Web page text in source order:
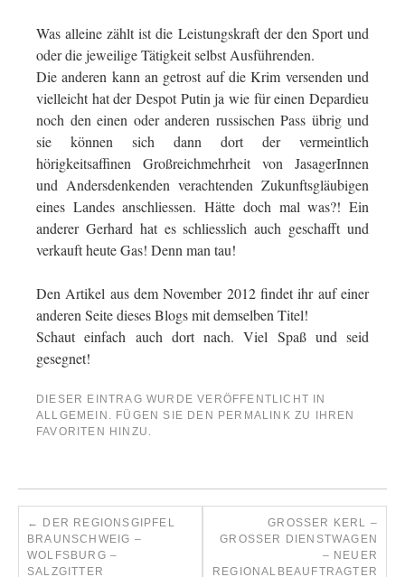
Was alleine zählt ist die Leistungskraft der den Sport und
oder die jeweilige Tätigkeit selbst Ausführenden.
Die anderen kann an getrost auf die Krim versenden und
vielleicht hat der Despot Putin ja wie für einen Depardieu
noch den einen oder anderen russischen Pass übrig und
sie können sich dann dort der vermeintlich
hörigkeitsaffinen Großreichmehrheit von JasagerInnen
und Andersdenkenden verachtenden Zukunftsgläubigen
eines Landes anschliessen. Hätte doch mal was?! Ein
anderer Gerhard hat es schliesslich auch geschafft und
verkauft heute Gas! Denn man tau!
Den Artikel aus dem November 2012 findet ihr auf einer
anderen Seite dieses Blogs mit demselben Titel!
Schaut einfach auch dort nach. Viel Spaß und seid
gesegnet!
DIESER EINTRAG WURDE VERÖFFENTLICHT IN
ALLGEMEIN . FÜGEN SIE DEN PERMALINK ZU IHREN
FAVORITEN HINZU.
←
DER REGIONSGIPFEL
BRAUNSCHWEIG –
WOLFSBURG –
SALZGITTER
GROSSER KERL – G
ROSSER DIENSTWAGEN –
NEUER RE
GIONALBEAUFTRAGTER ER